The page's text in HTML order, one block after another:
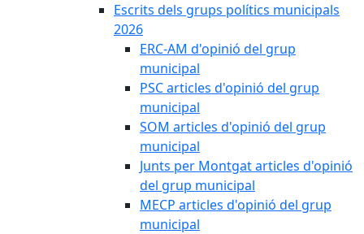
Escrits dels grups polítics municipals
2026
ERC-AM d'opinió del grup
municipal
PSC articles d'opinió del grup
municipal
SOM articles d'opinió del grup
municipal
Junts per Montgat articles d'opinió
del grup municipal
MECP articles d'opinió del grup
municipal